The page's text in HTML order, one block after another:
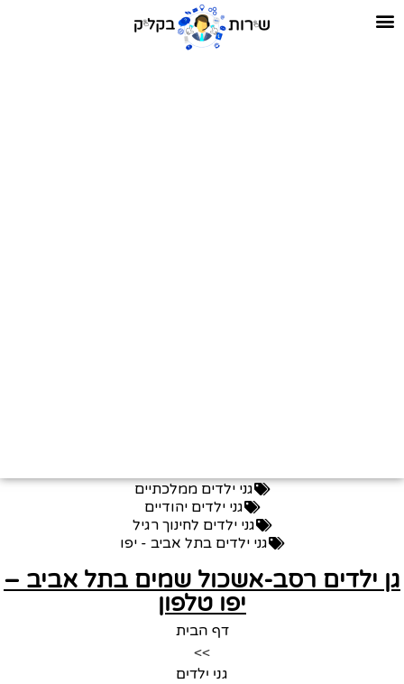
גני ילדים ממלכתיים
גני ילדים יהודיים
גני ילדים לחינוך רגיל
גני ילדים בתל אביב - יפו
ילדים רסב-אשכול שמים בתל אביב –
יפו טלפון
דף הבית
>>
גני ילדים